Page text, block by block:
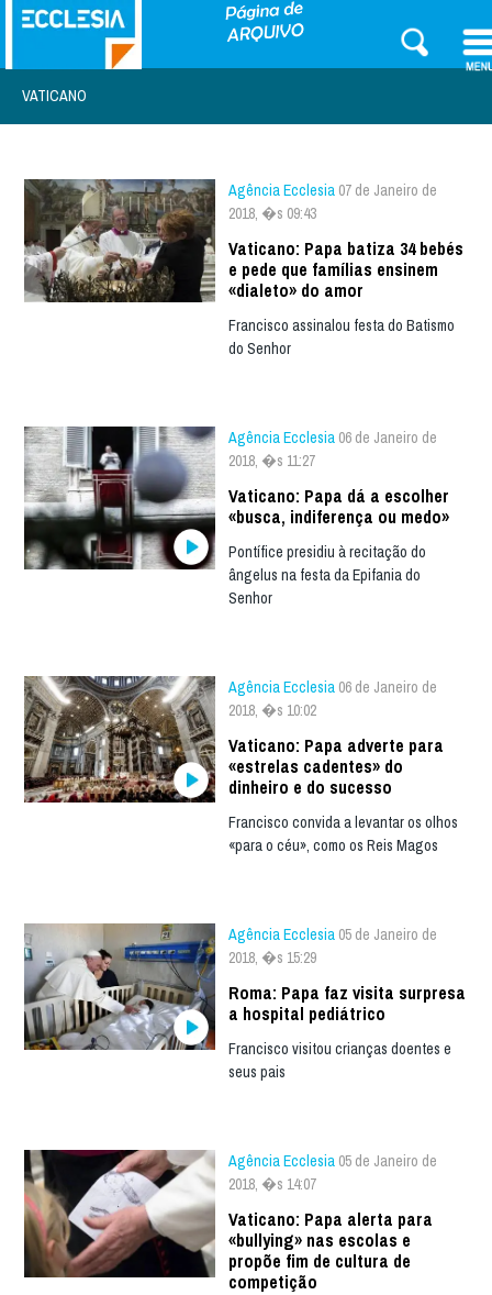
VATICANO
Agência Ecclesia 07 de Janeiro de
2018, �s 09:43
Vaticano: Papa batiza 34 bebés
e pede que famílias ensinem
«dialeto» do amor
Francisco assinalou festa do Batismo
do Senhor
Agência Ecclesia 06 de Janeiro de
2018, �s 11:27
Vaticano: Papa dá a escolher
«busca, indiferença ou medo»
Pontífice presidiu à recitação do
ângelus na festa da Epifania do
Senhor
Agência Ecclesia 06 de Janeiro de
2018, �s 10:02
Vaticano: Papa adverte para
«estrelas cadentes» do
dinheiro e do sucesso
Francisco convida a levantar os olhos
«para o céu», como os Reis Magos
Agência Ecclesia 05 de Janeiro de
2018, �s 15:29
Roma: Papa faz visita surpresa
a hospital pediátrico
Francisco visitou crianças doentes e
seus pais
Agência Ecclesia 05 de Janeiro de
2018, �s 14:07
Vaticano: Papa alerta para
«bullying» nas escolas e
propõe fim de cultura de
competição